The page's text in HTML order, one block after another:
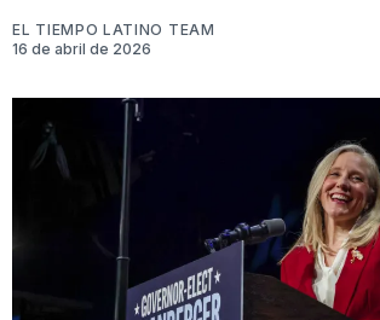
EL TIEMPO LATINO TEAM
16 de abril de 2026